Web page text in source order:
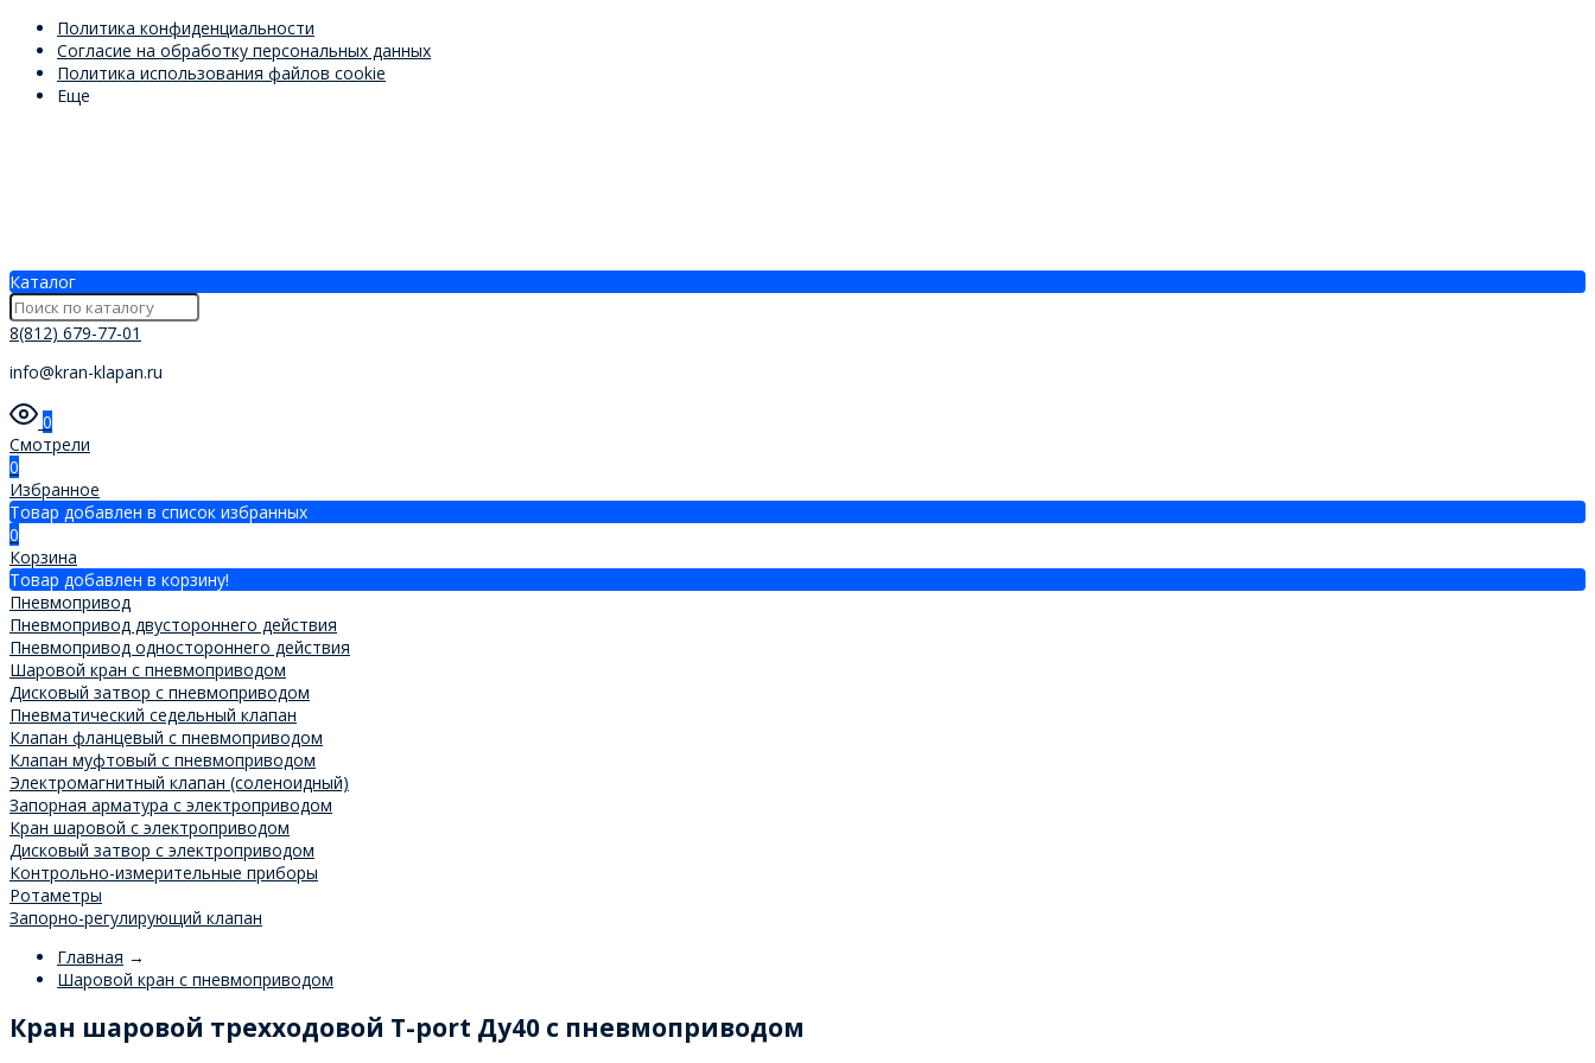
Политика конфиденциальности
Согласие на обработку персональных данных
Политика использования файлов cookie
Еще
Каталог
8(812) 679-77-01
info@kran-klapan.ru
0
Смотрели
0
Избранное
Товар добавлен в список избранных
0
Корзина
Товар добавлен в корзину!
Пневмопривод
Пневмопривод двустороннего действия
Пневмопривод одностороннего действия
Шаровой кран с пневмоприводом
Дисковый затвор с пневмоприводом
Пневматический седельный клапан
Клапан фланцевый с пневмоприводом
Клапан муфтовый с пневмоприводом
Электромагнитный клапан (соленоидный)
Запорная арматура с электроприводом
Кран шаровой с электроприводом
Дисковый затвор с электроприводом
Контрольно-измерительные приборы
Ротаметры
Запорно-регулирующий клапан
Главная →
Шаровой кран с пневмоприводом
Кран шаровой трехходовой T-port Ду40 с пневмоприводом